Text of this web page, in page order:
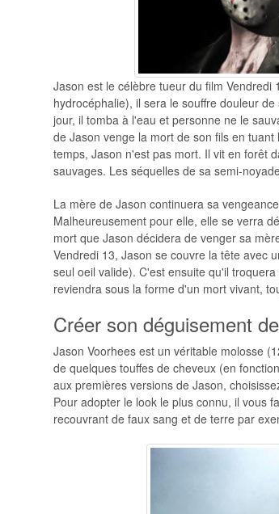
Jason est le célèbre tueur du film
hydrocéphalie), il sera le souffre douleur
jour, il tomba à l'eau et personne ne le
de Jason venge la mort de son fils en
temps, Jason n'est pas mort. Il vit en forêt
sauvages. Les séquelles de sa semi-
La mère de Jason continuera sa
Malheureusement pour elle, elle se verra
mort que Jason décidera de venger sa
Vendredi 13, Jason se couvre la tête avec
seul oeil valide). C'est ensuite qu'il
reviendra sous la forme d'un mort vivant,
Créer son déguisement
Jason Voorhees est un véritable molosse
de quelques touffes de cheveux (en
aux premières versions de Jason,
Pour adopter le look le plus connu, il vous
recouvrant de faux sang et de terre par